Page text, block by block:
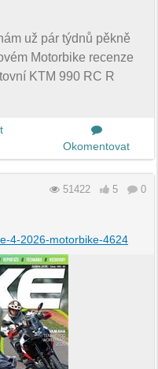
už pár týdnů pěkně
Motorbike recenze
KTM 990 RC R
Okomentovat
51422 5 0
4-2026-motorbike-4624